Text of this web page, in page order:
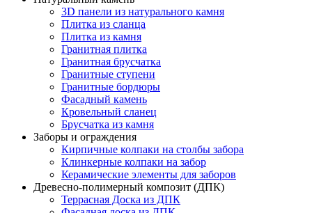
3D панели из натурального камня
Плитка из сланца
Плитка из камня
Гранитная плитка
Гранитная брусчатка
Гранитные ступени
Гранитные бордюры
Фасадный камень
Кровельный сланец
Брусчатка из камня
Заборы и ограждения
Кирпичные колпаки на столбы забора
Клинкерные колпаки на забор
Керамические элементы для заборов
Древесно-полимерный композит (ДПК)
Террасная Доска из ДПК